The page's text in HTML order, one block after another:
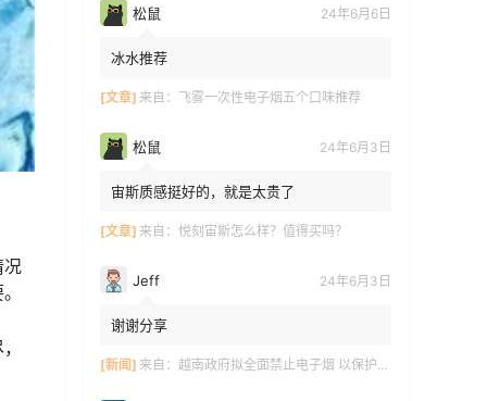
况
松鼠 24年6月6日
冰水推荐
[文章] 来自： 飞雾一次性电子烟五个口味推荐
松鼠 24年6月3日
宙斯质感挺好的，就是太贵了
[文章] 来自： 悦刻宙斯怎么样？值得买吗？
Jeff 24年6月3日
谢谢分享
[新闻] 来自： 越南政府拟全面禁止电子烟 以保护青少年健康